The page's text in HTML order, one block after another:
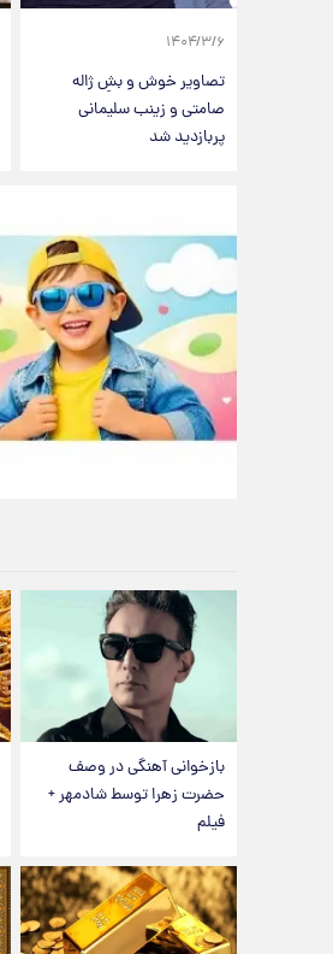
۱۴۰۴/۳/۶
تصاویر خوش و بشِ ژاله
صامتی و زینب سلیمانی
پربازدید شد
بازخوانی آهنگی در وصف
حضرت زهرا توسط شادمهر +
فیلم